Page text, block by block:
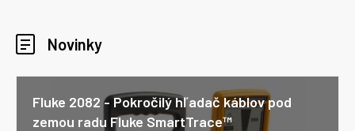
Novinky
Fluke 2082 - Pokročilý hľadač káblov pod
zemou radu Fluke SmartTrace™